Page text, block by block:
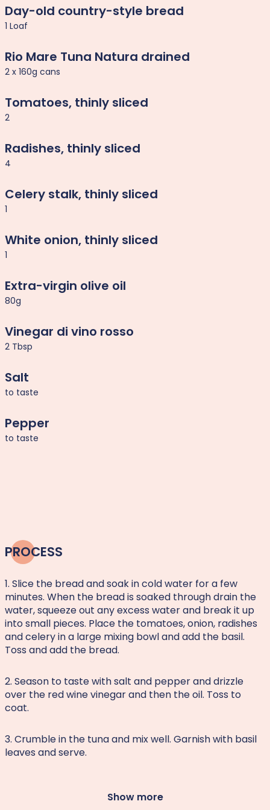
Day-old country-style bread
1 Loaf
Rio Mare Tuna Natura drained
2 x 160g cans
Tomatoes, thinly sliced
2
Radishes, thinly sliced
4
Celery stalk, thinly sliced
1
White onion, thinly sliced
1
Extra-virgin olive oil
80g
Vinegar di vino rosso
2 Tbsp
Salt
to taste
Pepper
to taste
PROCESS
1. Slice the bread and soak in cold water for a few
minutes. When the bread is soaked through drain the
water, squeeze out any excess water and break it up
into small pieces. Place the tomatoes, onion, radishes
and celery in a large mixing bowl and add the basil.
Toss and add the bread.
2. Season to taste with salt and pepper and drizzle
over the red wine vinegar and then the oil. Toss to
coat.
3. Crumble in the tuna and mix well. Garnish with basil
leaves and serve.
Show more